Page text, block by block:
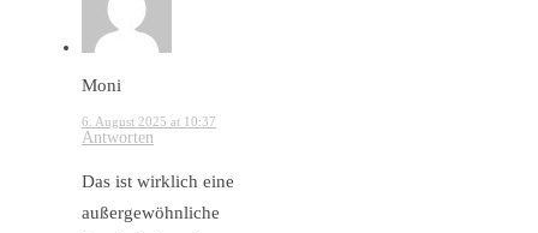
Moni
6. August 2025 at 10:37
Antworten
Das ist wirklich eine
außergewöhnliche